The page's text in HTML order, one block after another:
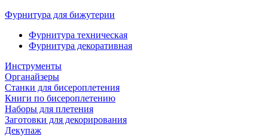
Фурнитура для бижутерии
Фурнитура техническая
Фурнитура декоративная
Инструменты
Органайзеры
Станки для бисероплетения
Книги по бисероплетению
Наборы для плетения
Заготовки для декорирования
Декупаж